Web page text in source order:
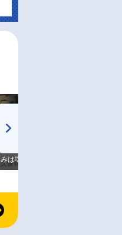
みは塩だけ